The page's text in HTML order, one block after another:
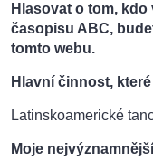
Hlasovat o tom,
časopisu ABC,
tomto webu.
Hlavní činnost,
Latinskoamerické
Moje